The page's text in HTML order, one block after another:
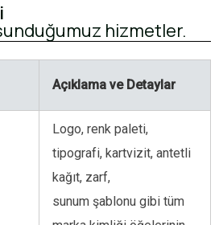
hizmetler.
Açıklama ve Detaylar
Logo, renk paleti,
tipografi, kartvizit, antetli
kağıt, zarf,
sunum şablonu gibi tüm